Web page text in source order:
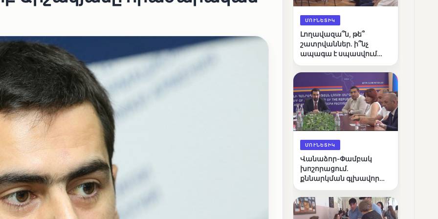
ՄՈՒՆԵՏԻԿ
Լողավազա՞ն, թե՞
շատրվաններ. ի՞նչ
ապագա է սպասվում
լճին
ՄՈՒՆԵՏԻԿ
Վանաձոր-Փամբակ
խոշորացում.
քննարկման գլխավոր
կառավարո՞ւմ, թե՞
քաղաքական նպատակ